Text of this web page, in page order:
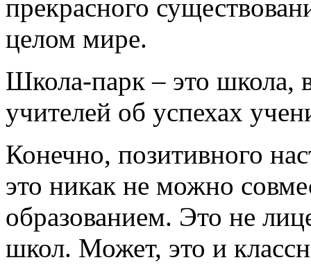
прекрасного
целом мире.
Школа-парк – это школа,
учителей об успехах
Конечно, позитивного
это никак не можно
образованием. Это не
школ. Может, это и